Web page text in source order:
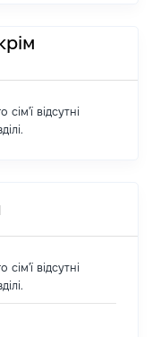
відсутні
відсутні